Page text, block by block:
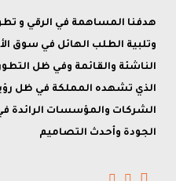
هدفنا المساهمة في الرقي و
وتلبية الطلب الهائل في سوق
الناشئة والقائمة وفي ظل
الشركات والمؤسسات الرائدة
الجودة وأحدث التصاميم